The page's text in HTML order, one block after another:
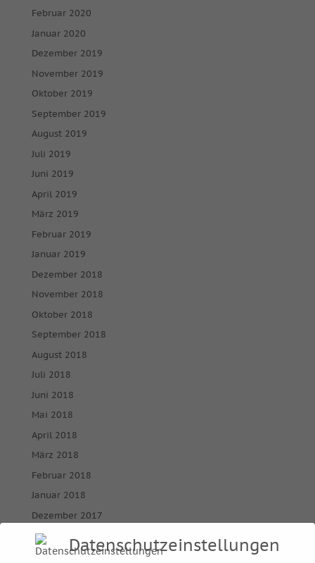
Februar 2020
Januar 2020
Dezember 2019
November 2019
Oktober 2019
September 2019
August 2019
Juli 2019
Juni 2019
April 2019
März 2019
Februar 2019
Januar 2019
Dezember 2018
November 2018
Oktober 2018
September 2018
August 2018
Juli 2018
Juni 2018
Mai 2018
April 2018
März 2018
Februar 2018
Januar 2018
Dezember 2017
November 2017
Oktober 2017Datenschutzeinstellungen